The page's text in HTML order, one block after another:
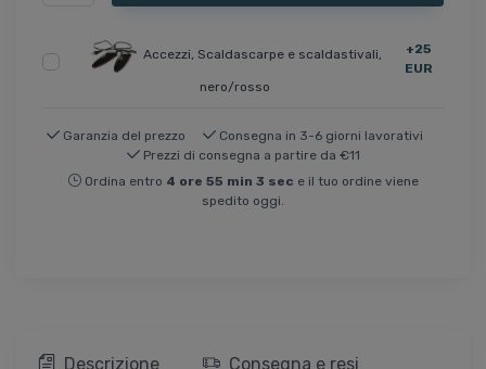
Accezzi, Scaldascarpe e scaldastivali,
nero/rosso
+25
EUR
Garanzia del prezzo
Consegna in 3-6 giorni lavorativi
Prezzi di consegna a partire da €11
Ordina entro 4 ore 55 min 3 sec e il tuo ordine viene
spedito oggi.
Descrizione Consegna e resi